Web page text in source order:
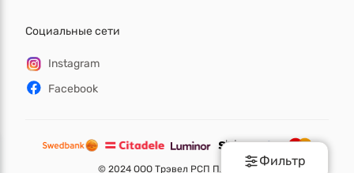
Фильтр
Социальные сети
Instagram
Facebook
© 2024 ООО Трэвел РСП ПЛЮС.